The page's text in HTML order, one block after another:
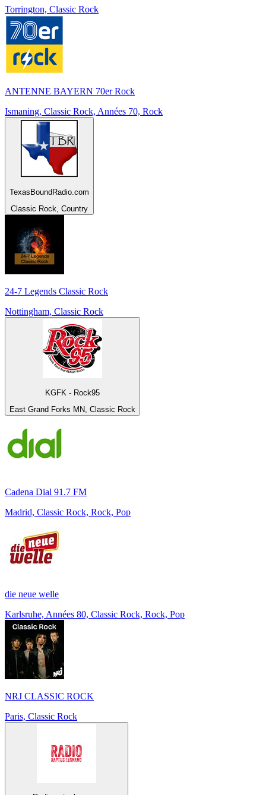
Torrington, Classic Rock
ANTENNE BAYERN 70er Rock
Ismaning, Classic Rock, Années 70, Rock
TexasBoundRadio.com
Classic Rock, Country
24-7 Legends Classic Rock
Nottingham, Classic Rock
KGFK - Rock95
East Grand Forks MN, Classic Rock
Cadena Dial 91.7 FM
Madrid, Classic Rock, Rock, Pop
die neue welle
Karlsruhe, Années 80, Classic Rock, Rock, Pop
NRJ CLASSIC ROCK
Paris, Classic Rock